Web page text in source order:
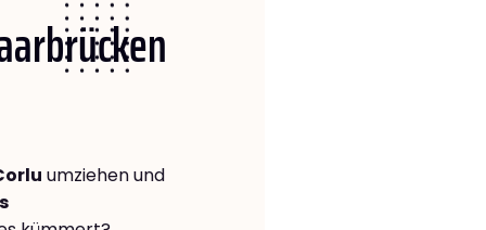
umziehen und